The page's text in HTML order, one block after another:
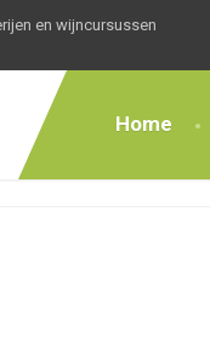
en wijncursussen
Home